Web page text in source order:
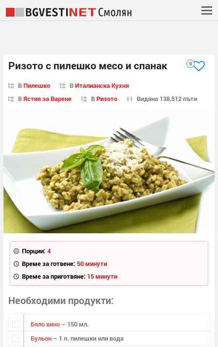
Ризото с пилешко месо и спанак 0
ВПилешко ВИталианска Кухня
ВЯстия за Варене ВРизото Видяна 138,512 пъти
Порции: 4
Време за готвене: 50 минути
Време за приготвяне: 15 минути
Необходими продукти
Бяло вино – 150 мл.
Бульон – 1 л. пилешки или вода